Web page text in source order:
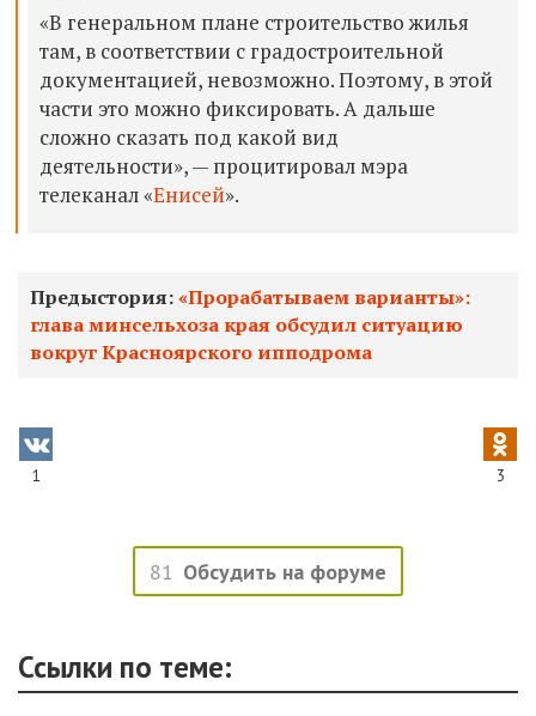
«В генеральном плане строительство жилья
там, в соответствии с градостроительной
документацией, невозможно. Поэтому, в этой
части это можно фиксировать. А дальше
сложно сказать под какой вид
деятельности», — процитировал мэра
телеканал «Енисей».
Предыстория:«Прорабатываем варианты»:
глава минсельхоза края обсудил ситуацию
вокруг Красноярского ипподрома
1 3
81 Обсудить на форуме
Ссылки по теме: